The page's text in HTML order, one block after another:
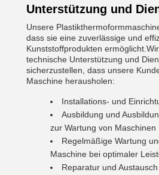
Unterstützung und
Unsere
dass sie eine zuverlässige und
Kunststoffprodukten
technische Unterstützung und
sicherzustellen, dass unsere
Maschine herausholen:
Installations- und
Ausbildung und
zur Wartung von Maschinen
Regelmäßige Wartung
Maschine bei optimaler
Reparatur und